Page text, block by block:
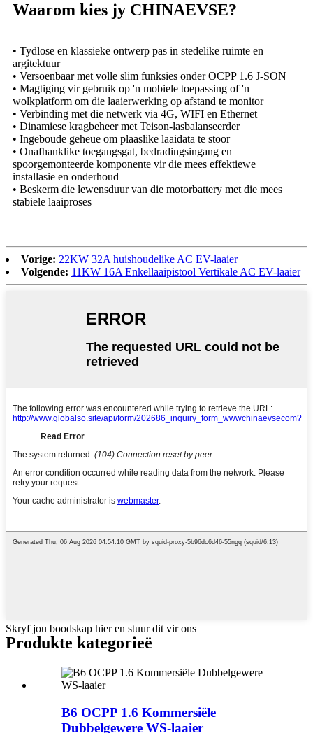
Waarom kies jy CHINAEVSE?
• Tydlose en klassieke ontwerp pas in stedelike ruimte en
argitektuur
• Versoenbaar met volle slim funksies onder OCPP 1.6 J-SON
• Magtiging vir gebruik op 'n mobiele toepassing of 'n
wolkplatform om die laaierwerking op afstand te monitor
• Verbinding met die netwerk via 4G, WIFI en Ethernet
• Dinamiese kragbeheer met Teison-lasbalanseerder
• Ingeboude geheue om plaaslike laaidata te stoor
• Onafhanklike toegangsgat, bedradingsingang en
spoorgemonteerde komponente vir die mees effektiewe
installasie en onderhoud
• Beskerm die lewensduur van die motorbattery met die mees
stabiele laaiproses
Vorige: 22KW 32A huishoudelike AC EV-laaier
Volgende: 11KW 16A Enkellaaipistool Vertikale AC EV-laaier
Skryf jou boodskap hier en stuur dit vir ons
Produkte kategorieë
B6 OCPP 1.6 Kommersiële
Dubbelgewere WS-laaier